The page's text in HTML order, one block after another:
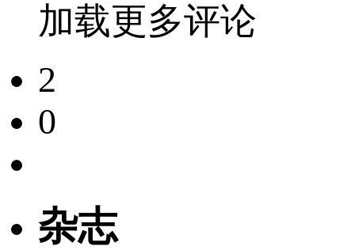
加载更多评论
2
0
杂志